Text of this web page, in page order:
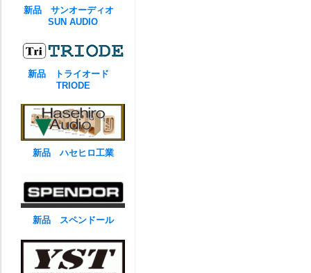
新品 サンオーディオ
SUN AUDIO
新品 トライオード
TRIODE
新品 ハセヒロ工業
新品 スペンドール